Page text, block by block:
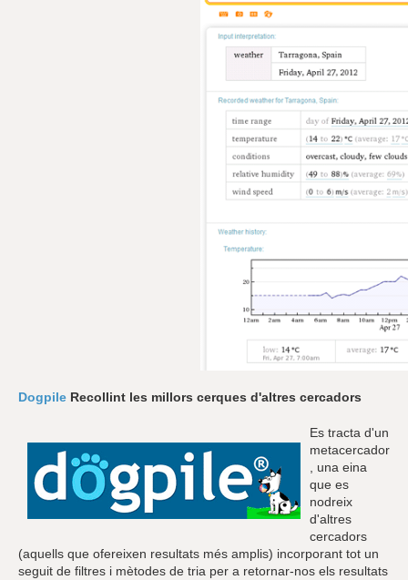
Dogpile Recollint les millors cerques d'altres cercadors
Es tracta d'un
metacercador
, una eina
que es
nodreix
d'altres
cercadors
(aquells que ofereixen resultats més amplis) incorporant tot un
seguit de filtres i mètodes de tria per a retornar-nos els resultats